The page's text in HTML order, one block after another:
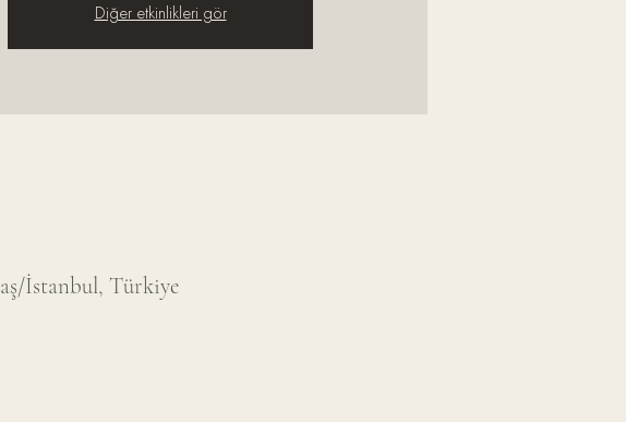
Diğer etkinlikleri gör
İstanbul, Türkiye